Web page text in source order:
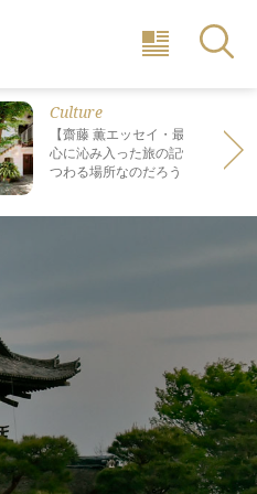
Culture
【齋藤 薫エッセイ・最終回】 最
心に沁み入った旅の記憶は なぜ“死
つわる場所なのだろう？